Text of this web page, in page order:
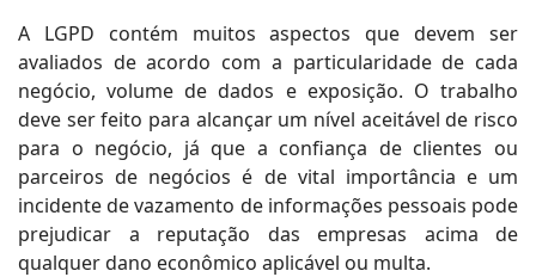
A LGPD contém muitos aspectos que devem ser
avaliados de acordo com a particularidade de cada
negócio, volume de dados e exposição. O trabalho
deve ser feito para alcançar um nível aceitável de risco
para o negócio, já que a confiança de clientes ou
parceiros de negócios é de vital importância e um
incidente de vazamento de informações pessoais pode
prejudicar a reputação das empresas acima de
qualquer dano econômico aplicável ou multa.